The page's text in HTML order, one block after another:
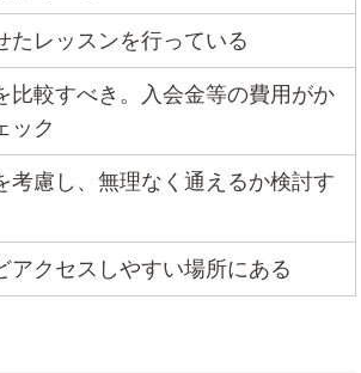
たレッスンを行っている
比較すべき。入会金等の費用がか
ック
考慮し、無理なく通えるか検討す
アクセスしやすい場所にある